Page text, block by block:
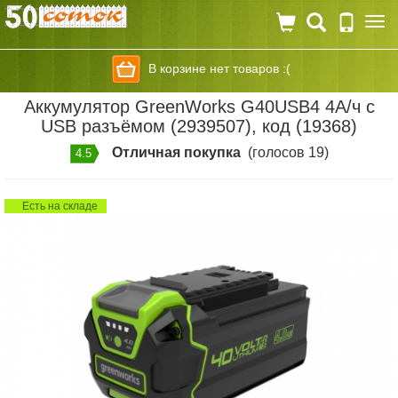
В корзине нет товаров :(
Аккумулятор GreenWorks G40USB4 4А/ч c
USB разъёмом (2939507), код (19368)
4.5 Отличная покупка(голосов 19)
Есть на складе